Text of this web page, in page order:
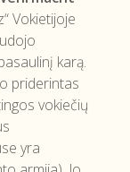
Vokietijoje
karą.
priderintas
vokiečių
yra